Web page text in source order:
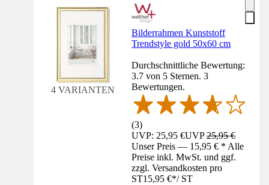
4 VARIANTEN
Bilderrahmen Kunststoff
Trendstyle gold 50x60 cm
Durchschnittliche Bewertung:
3.7 von 5 Sternen. 3
Bewertungen.
(3)
UVP: 25,95 €UVP25,95 €
Unser Preis — 15,95 € * Alle
Preise inkl. MwSt. und ggf.
zzgl. Versandkosten pro
ST15,95 €*/ ST